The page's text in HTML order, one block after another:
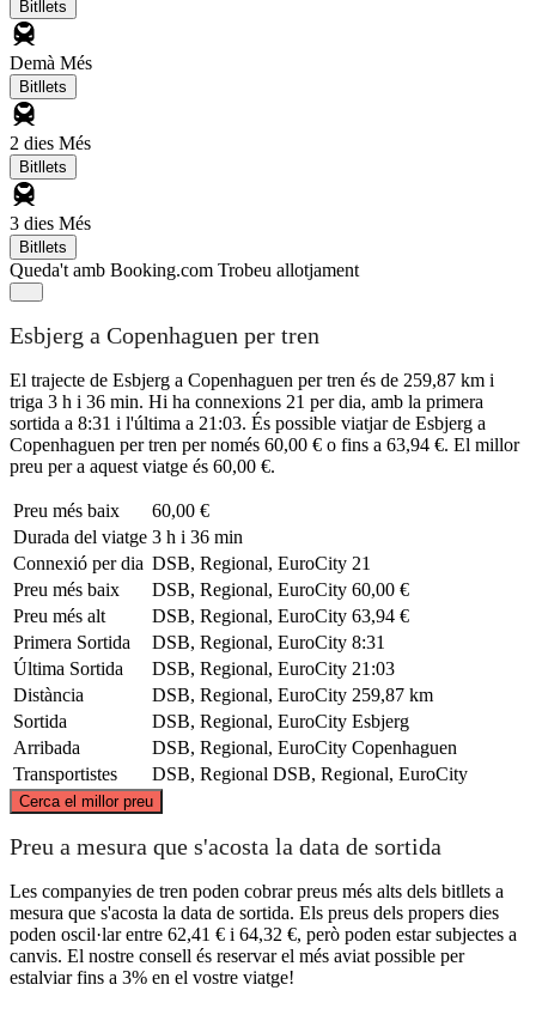
Bitllets
Demà Més
Bitllets
2 dies Més
Bitllets
3 dies Més
Bitllets
Queda't amb Booking.com Trobeu allotjament
Esbjerg a Copenhaguen per tren
El trajecte de Esbjerg a Copenhaguen per tren és de 259,87 km i
triga 3 h i 36 min. Hi ha connexions 21 per dia, amb la primera
sortida a 8:31 i l'última a 21:03. És possible viatjar de Esbjerg a
Copenhaguen per tren per només 60,00 € o fins a 63,94 €. El millor
preu per a aquest viatge és 60,00 €.
Preu més baix
60,00 €
Durada del viatge 3 h i 36 min
Connexió per dia DSB, Regional, EuroCity 21
Preu més baix
DSB, Regional, EuroCity 60,00 €
Preu més alt
DSB, Regional, EuroCity 63,94 €
Primera Sortida
DSB, Regional, EuroCity 8:31
Última Sortida
DSB, Regional, EuroCity 21:03
Distància
DSB, Regional, EuroCity 259,87 km
Sortida
DSB, Regional, EuroCity Esbjerg
Arribada
DSB, Regional, EuroCity Copenhaguen
Transportistes
DSB, Regional DSB, Regional, EuroCity
Cerca el millor preu
Esbjerg
Copenhagen
©CARTO, ©OpenStreetMapcontributors
Preu a mesura que s'acosta la data de sortida
Les companyies de tren poden cobrar preus més alts dels bitllets a
mesura que s'acosta la data de sortida. Els preus dels propers dies
poden oscil·lar entre 62,41 € i 64,32 €, però poden estar subjectes a
canvis. El nostre consell és reservar el més aviat possible per
estalviar fins a 3% en el vostre viatge!